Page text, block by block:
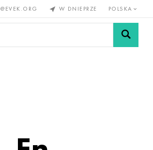
W DNIEPRZE POLSKA
Stali Siatki i